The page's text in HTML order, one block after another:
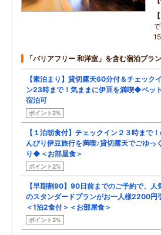
「バリアフリー 和洋室」を含む宿泊プラン
【素泊まり】貸切露天60分付＆チェックイ
ン23時まで！気ままに伊豆を満喫◆ペット
宿泊可
ポイント2%
【１泊朝食付】チェックイン２３時まで
んびり伊豆旅行を満喫♪貸切露天でごゆっく
り◆＜お部屋食＞
ポイント2%
【早期割90】90日前までのご予約で、人
のスタンダードプランがお一人様2200円引
＜1泊2食付＞＜お部屋食＞
ポイント2%